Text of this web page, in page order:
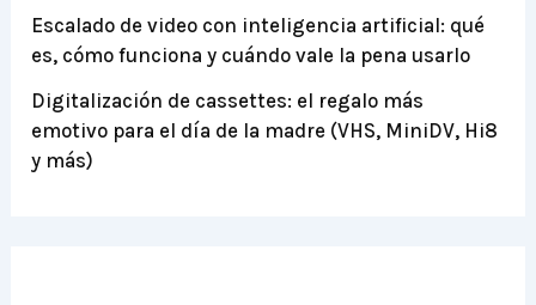
Escalado de video con inteligencia artificial: qué
es, cómo funciona y cuándo vale la pena usarlo
Digitalización de cassettes: el regalo más
emotivo para el día de la madre (VHS, MiniDV, Hi8
y más)